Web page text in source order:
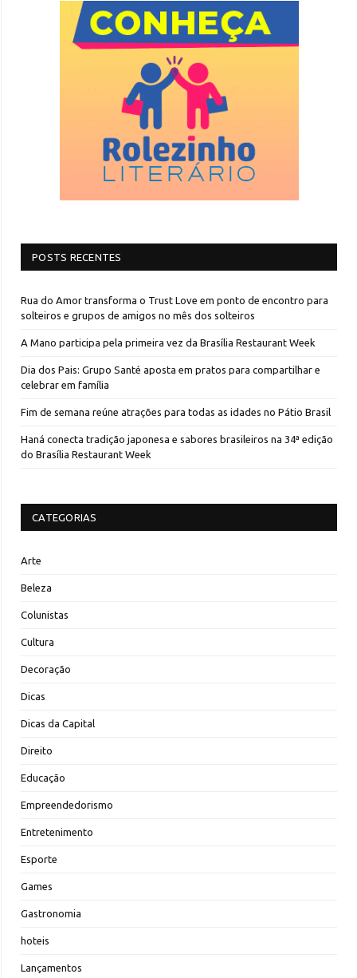
POSTS RECENTES
Rua do Amor transforma o Trust Love em ponto de encontro para
solteiros e grupos de amigos no mês dos solteiros
A Mano participa pela primeira vez da Brasília Restaurant Week
Dia dos Pais: Grupo Santé aposta em pratos para compartilhar e
celebrar em família
Fim de semana reúne atrações para todas as idades no Pátio Brasil
Haná conecta tradição japonesa e sabores brasileiros na 34ª edição
do Brasília Restaurant Week
CATEGORIAS
Arte
Beleza
Colunistas
Cultura
Decoração
Dicas
Dicas da Capital
Direito
Educação
Empreendedorismo
Entretenimento
Esporte
Games
Gastronomia
hoteis
Lançamentos